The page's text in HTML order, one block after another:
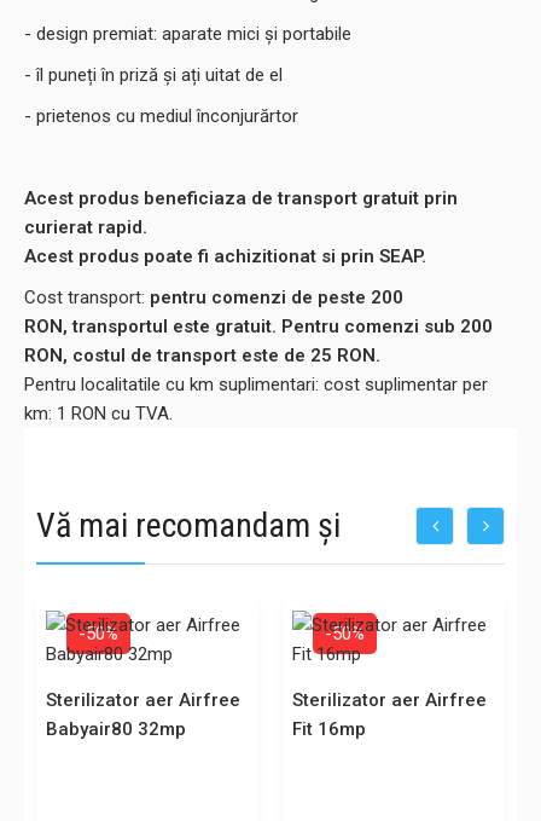
- design premiat: aparate mici și portabile
- îl puneți în priză și ați uitat de el
- prietenos cu mediul înconjurărtor
Acest produs beneficiaza de transport gratuit prin
curierat rapid.
Acest produs poate fi achizitionat si prin SEAP.
Cost transport: pentru comenzi de peste 200
RON, transportul este gratuit. Pentru comenzi sub 200
RON, costul de transport este de 25 RON.
Pentru localitatile cu km suplimentari: cost suplimentar per
km: 1 RON cu TVA.
Vă mai recomandam și
-50%
Sterilizator aer Airfree
Babyair80 32mp
-50%
Sterilizator aer Airfree
Fit 16mp